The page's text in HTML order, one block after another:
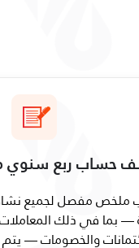
حساب ربع
مفصل لجميع
بما في ذلك المعاملات
والخصومات —